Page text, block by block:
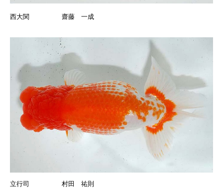
西大関 齋藤 一成
立行司 村田 祐則